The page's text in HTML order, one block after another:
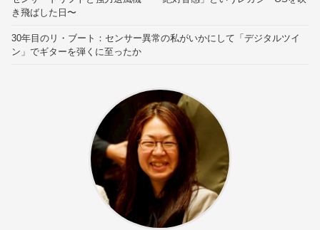
き飛ばした日〜
30年目のリ・ブート：センサー異常の私がいかにして「デジタルツイ
ン」でギターを弾くに至ったか